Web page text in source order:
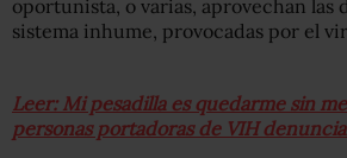
oportunista, o varias, aprovechan las
sistema inhume, provocadas por el
Leer: Mi pesadilla es quedarme sin
personas portadoras de VIH